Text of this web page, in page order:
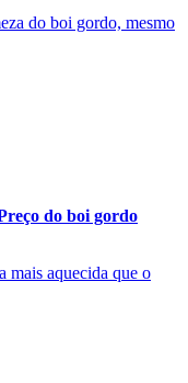
do boi gordo, mesmo
do boi gordo
mais aquecida que o